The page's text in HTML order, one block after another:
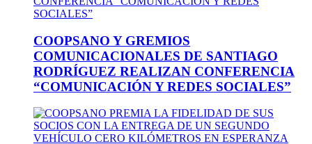
COOPSANO Y GREMIOS
COMUNICACIONALES DE SANTIAGO
RODRÍGUEZ REALIZAN CONFERENCIA
“COMUNICACIÓN Y REDES SOCIALES”